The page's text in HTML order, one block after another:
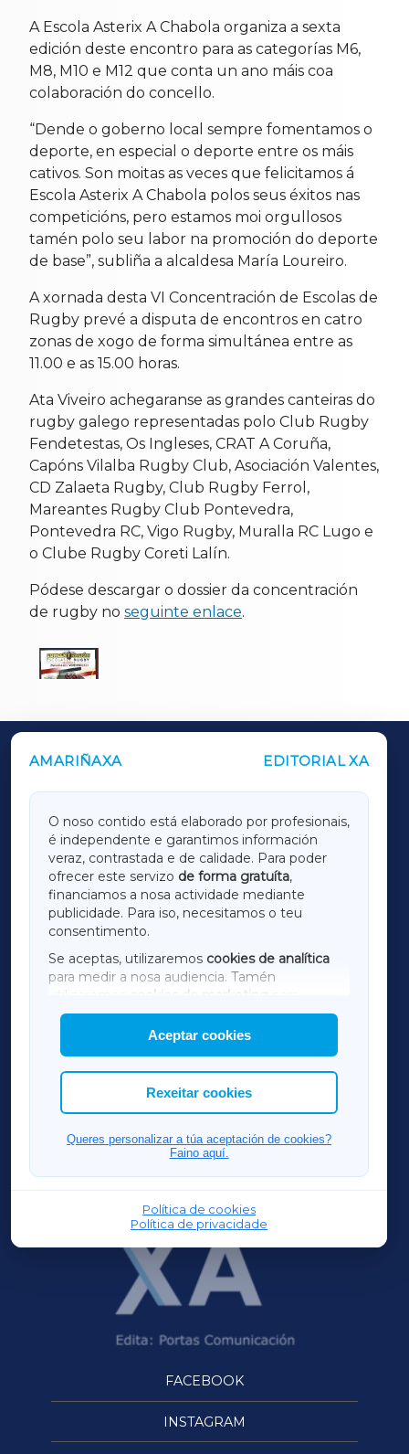
A Escola Asterix A Chabola organiza a sexta
edición deste encontro para as categorías M6,
M8, M10 e M12 que conta un ano máis coa
colaboración do concello.
“Dende o goberno local sempre fomentamos o
deporte, en especial o deporte entre os máis
cativos. Son moitas as veces que felicitamos á
Escola Asterix A Chabola polos seus éxitos nas
competicións, pero estamos moi orgullosos
tamén polo seu labor na promoción do deporte
de base”, subliña a alcaldesa María Loureiro.
A xornada desta VI Concentración de Escolas de
Rugby prevé a disputa de encontros en catro
zonas de xogo de forma simultánea entre as
11.00 e as 15.00 horas.
Ata Viveiro achegaranse as grandes canteiras do
rugby galego representadas polo Club Rugby
Fendetestas, Os Ingleses, CRAT A Coruña,
Capóns Vilalba Rugby Club, Asociación Valentes,
CD Zalaeta Rugby, Club Rugby Ferrol,
Mareantes Rugby Club Pontevedra,
Pontevedra RC, Vigo Rugby, Muralla RC Lugo e
o Clube Rugby Coreti Lalín.
Pódese descargar o dossier da concentración
de rugby no seguinte enlace.
AMARIÑAXA EDITORIAL XA
O noso contido está elaborado por profesionais,
é independente e garantimos información
veraz, contrastada e de calidade. Para poder
ofrecer este servizo de forma gratuíta,
financiamos a nosa actividade mediante
publicidade. Para iso, necesitamos o teu
consentimento.
Se aceptas, utilizaremos cookies de analítica
para medir a nosa audiencia. Tamén
utilizaremos
cookies de marketing
mostrar publicidade de terceiros.
Así mesmo, podes personalizar a elección das
cookies que desexas permitir.
Aceptar cookies
Rexeitar cookies
Queres personalizar a túa aceptación de cookies?
Faino aquí.
Política de cookies
Política de privacidade
OUTROS PERIÓDICOS
LUGOXA
TERRACHAXA
AMARIÑAXA
RIBEIRASACRAXA
ACORUÑAXA
FERROLXA
OURENSEXA
FACEBOOK
INSTAGRAM